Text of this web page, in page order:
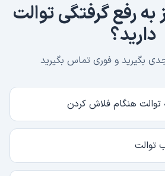
بهرفع گرفتگی توالت
دارید؟
بگیرید و فوری تماس بگیرید
توالت هنگام فلاش کردن
توالت